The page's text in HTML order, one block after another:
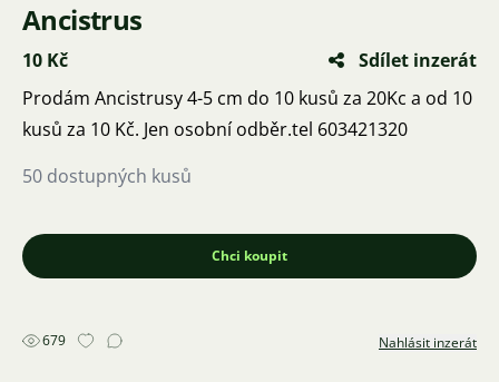
Ancistrus
10 Kč
Sdílet inzerát
Prodám Ancistrusy 4-5 cm do 10 kusů za 20Kc a od 10
kusů za 10 Kč. Jen osobní odběr.tel 603421320
50 dostupných kusů
Chci koupit
679 Nahlásit inzerát